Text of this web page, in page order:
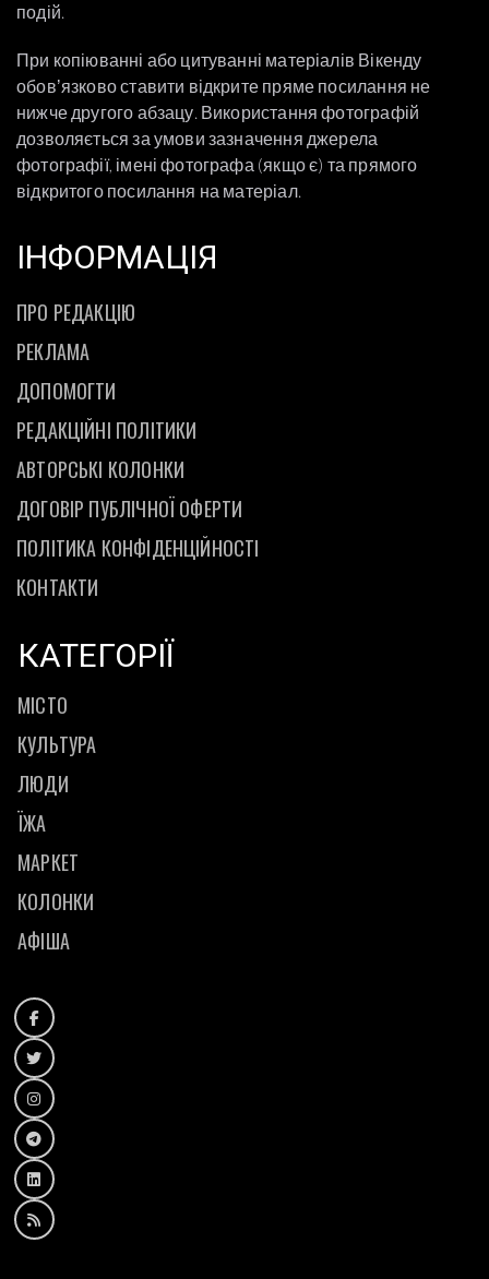
подій.
При копіюванні або цитуванні матеріалів Вікенду
обовʼязково ставити відкрите пряме посилання не
нижче другого абзацу. Використання фотографій
дозволяється за умови зазначення джерела
фотографії, імені фотографа (якщо є) та прямого
відкритого посилання на матеріал.
ІНФОРМАЦІЯ
ПРО РЕДАКЦІЮ
РЕКЛАМА
ДОПОМОГТИ
РЕДАКЦІЙНІ ПОЛІТИКИ
АВТОРСЬКІ КОЛОНКИ
ДОГОВІР ПУБЛІЧНОЇ ОФЕРТИ
ПОЛІТИКА КОНФІДЕНЦІЙНОСТІ
КОНТАКТИ
КАТЕГОРІЇ
МІСТО
КУЛЬТУРА
ЛЮДИ
ЇЖА
МАРКЕТ
КОЛОНКИ
АФІША